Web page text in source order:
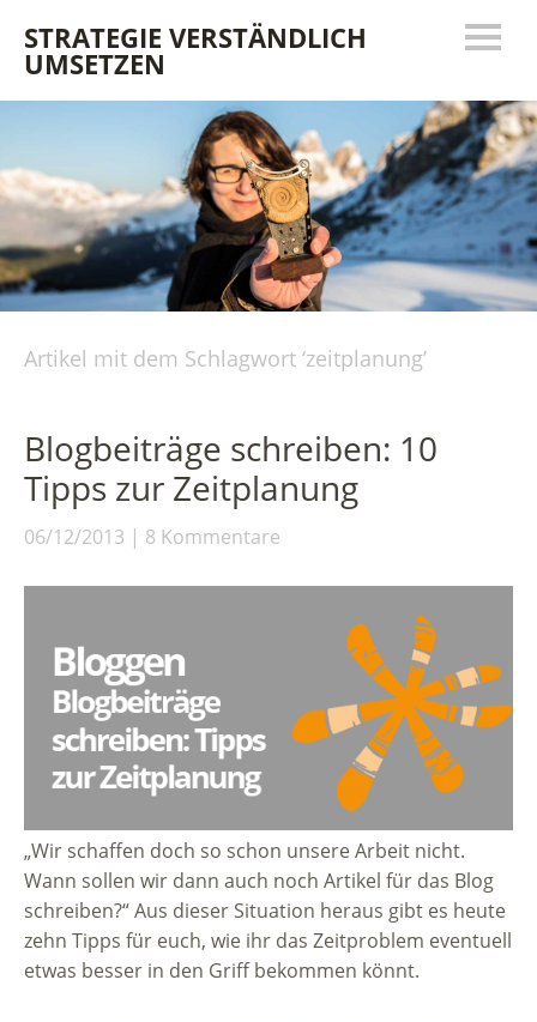
STRATEGIE VERSTÄNDLICH
UMSETZEN
Artikel mit dem Schlagwort ‘zeitplanung’
Blogbeiträge schreiben: 10
Tipps zur Zeitplanung
06/12/2013 8 Kommentare
„Wir schaffen doch so schon unsere Arbeit nicht.
Wann sollen wir dann auch noch Artikel für das Blog
schreiben?“ Aus dieser Situation heraus gibt es heute
zehn Tipps für euch, wie ihr das Zeitproblem eventuell
etwas besser in den Griff bekommen könnt.